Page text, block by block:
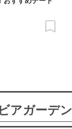
アガーデン